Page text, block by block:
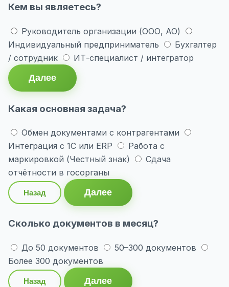
Кем вы являетесь?
Руководитель организации (ООО, АО)
Индивидуальный предприниматель
Бухгалтер
/ сотрудник
ИТ-специалист / интегратор
Далее
Какая основная задача?
Обмен документами с контрагентами
Интеграция с 1С или ERP
Работа с
маркировкой (Честный знак)
Сдача
отчётности в госорганы
Назад Далее
Сколько документов в месяц?
До 50 документов
50–300 документов
Более 300 документов
Назад Далее